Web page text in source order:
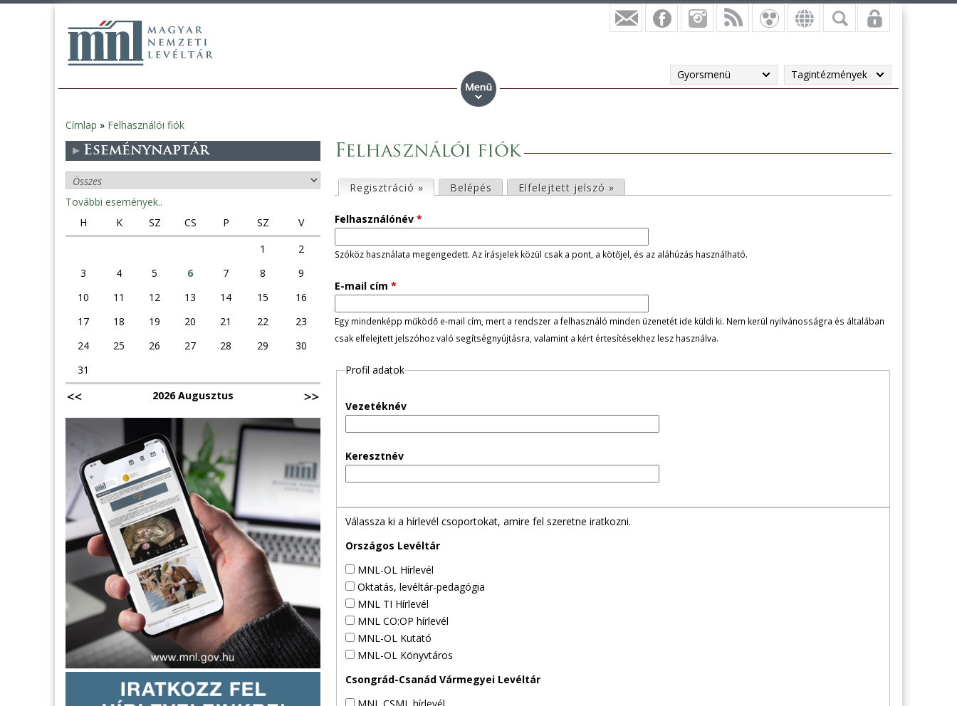
Gyorsmenü Tagintézmények
Jelenlegi
hely
Címlap » Felhasználói fiók
Felhasználói fiók
l
s
ő
d
l
e
Regisztráció » (aktív fül)
Belépés Elfelejtett jelszó »
Felhasználónév *
Szóköz használata megengedett. Az írásjelek közül csak a pont, a kötőjel, és az aláhúzás használható.
E-mail cím *
Egy mindenképp működő e-mail cím, mert a rendszer a felhasználó minden üzenetét ide küldi ki. Nem kerül nyilvánosságra és általában
csak elfelejtett jelszóhoz való segítségnyújtásra, valamint a kért értesítésekhez lesz használva.
Profil adatok
Vezetéknév
Keresztnév
Válassza ki a hírlevél csoportokat, amire fel szeretne iratkozni.
Országos Levéltár
MNL-OL Hírlevél
Oktatás, levéltár-pedagógia
MNL TI Hírlevél
MNL CO:OP hírlevél
MNL-OL Kutató
MNL-OL Könyvtáros
Csongrád-Csanád Vármegyei Levéltár
Eseménynaptár
További események..
H
K SZ CS P SZ
V
1
2
3
4 5 6 7 8
9
10
11 12 13 14 15
16
17
18 19 20 21 22
23
24
25 26 27 28 29
30
31
2026 Augusztus